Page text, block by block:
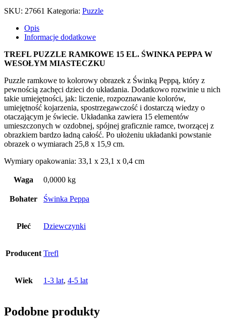
SKU: 27661 Kategoria: Puzzle
Opis
Informacje dodatkowe
TREFL PUZZLE RAMKOWE 15 EL. ŚWINKA PEPPA W
WESOŁYM MIASTECZKU
Puzzle ramkowe to kolorowy obrazek z Świnką Peppą, który z
pewnością zachęci dzieci do układania. Dodatkowo rozwinie u nich
takie umiejętności, jak: liczenie, rozpoznawanie kolorów,
umiejętność kojarzenia, spostrzegawczość i dostarczą wiedzy o
otaczającym je świecie. Układanka zawiera 15 elementów
umieszczonych w ozdobnej, spójnej graficznie ramce, tworzącej z
obrazkiem bardzo ładną całość. Po ułożeniu układanki powstanie
obrazek o wymiarach 25,8 x 15,9 cm.
Wymiary opakowania: 33,1 x 23,1 x 0,4 cm
Waga 0,0000 kg
Bohater Świnka Peppa
Płeć Dziewczynki
Producent Trefl
Wiek 1-3 lat, 4-5 lat
Podobne produkty